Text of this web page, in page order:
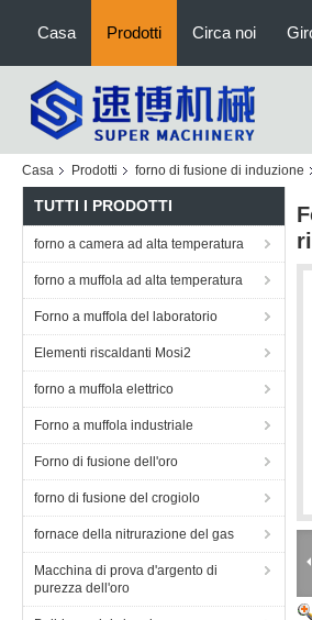
Casa Prodotti Circa noi
Casa Prodotti forno di fusione di induzione
TUTTI I PRODOTTI
forno a camera ad alta temperatura
forno a muffola ad alta temperatura
Forno a muffola del laboratorio
Elementi riscaldanti Mosi2
forno a muffola elettrico
Forno a muffola industriale
Forno di fusione dell'oro
forno di fusione del crogiolo
fornace della nitrurazione del gas
Macchina di prova d'argento di
purezza dell'oro